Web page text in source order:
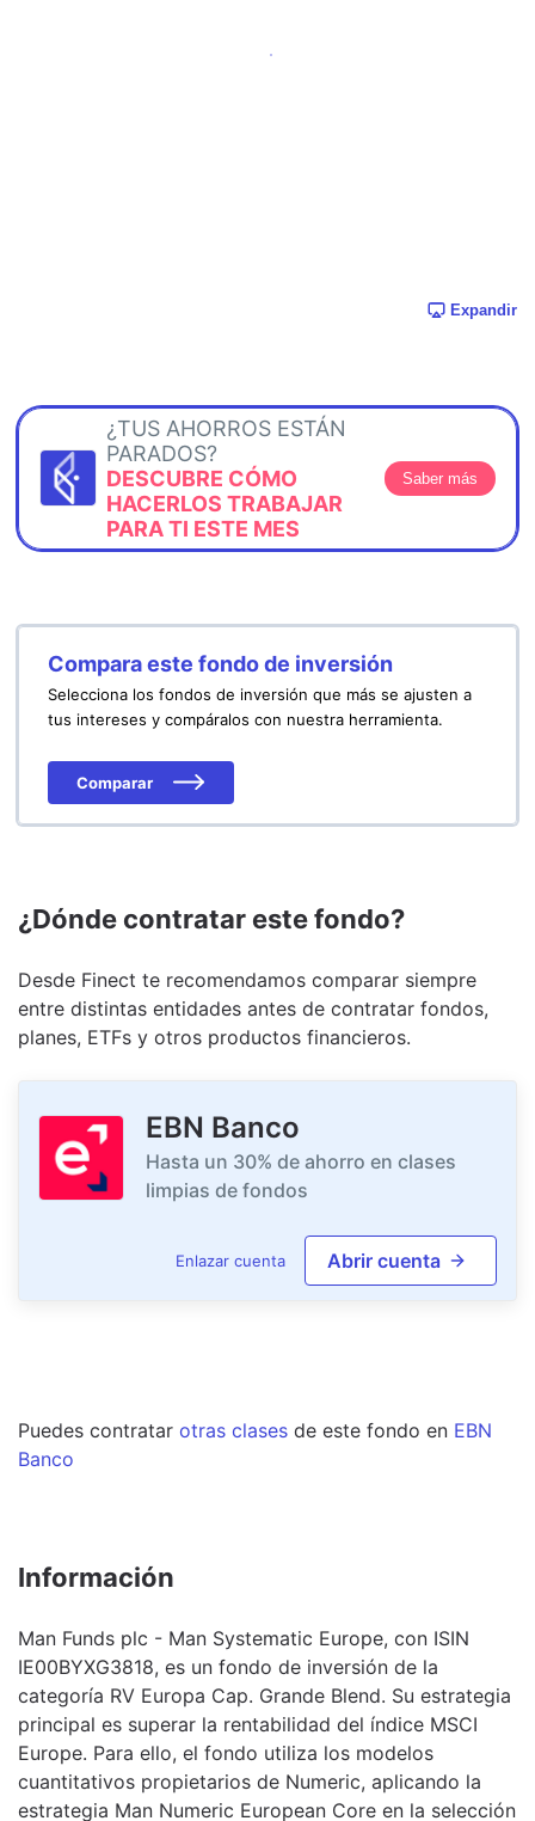
Expandir
¿TUS AHORROS ESTÁN
PARADOS?
DESCUBRE CÓMO
HACERLOS TRABAJAR
PARA TI ESTE MES
Saber más
Compara este fondo de inversión
Selecciona los fondos de inversión que más se ajusten a
tus intereses y compáralos con nuestra herramienta.
Comparar
¿Dónde contratar este fondo?
Desde Finect te recomendamos comparar siempre
entre distintas entidades antes de contratar fondos,
planes, ETFs y otros productos financieros.
EBN Banco
Hasta un 30% de ahorro en clases
limpias de fondos
Enlazar cuenta Abrir cuenta
Puedes contratar otras clases de este fondo en EBN
Banco
Información
Man Funds plc - Man Systematic Europe, con ISIN
IE00BYXG3818, es un fondo de inversión de la
categoría RV Europa Cap. Grande Blend. Su estrategia
principal es superar la rentabilidad del índice MSCI
Europe. Para ello, el fondo utiliza los modelos
cuantitativos propietarios de Numeric, aplicando la
estrategia Man Numeric European Core en la selección